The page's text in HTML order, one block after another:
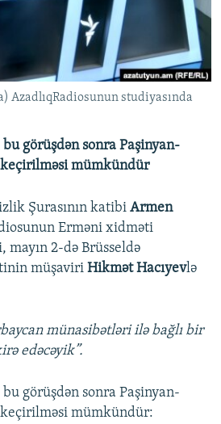
STANDARTLARIMIZ
AzadlıqRadiosunun studiyasında
görüşdən sonra Paşinyan-
keçirilməsi mümkündür
Şurasının katibi Armen
Erməni xidməti
2-də Brüsseldə
müşaviri Hikmət Hacıyevlə
münasibətləri ilə bağlı bir
edəcəyik”.
görüşdən sonra Paşinyan-
keçirilməsi mümkündür: